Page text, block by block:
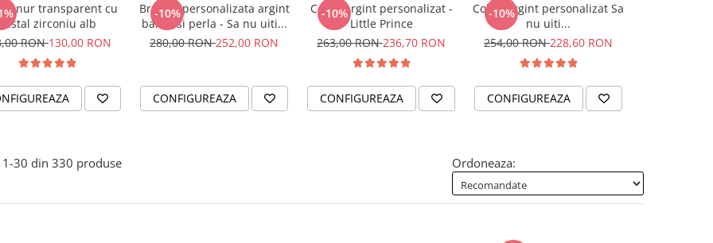
snur transparent cu
cristal zirconiu alb
RON130,00 RON
-10%
Bratara personalizata argint
banut si perla - Sa nu uiti...
280,00 RON252,00 RON
CONFIGUREAZA
-10%
Colier argint personalizat -
Little Prince
263,00 RON236,70 RON
CONFIGUREAZA
-10%
Colier argint personalizat Sa
nu uiti...
254,00 RON228,60 RON
CONFIGUREAZA
1-30 din 330 produse Ordoneaza: